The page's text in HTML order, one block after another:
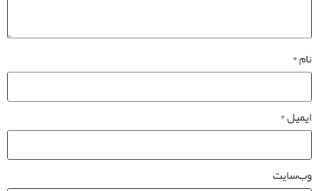
نام*
ایمیل*
وب‌سایت